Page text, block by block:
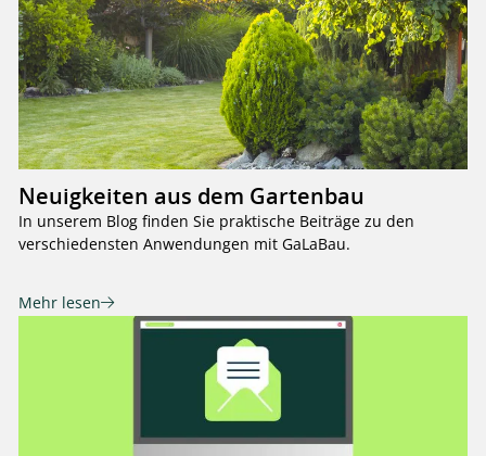
Neuigkeiten aus dem Gartenbau
In unserem Blog finden Sie praktische Beiträge zu den
verschiedensten Anwendungen mit GaLaBau.
Mehr lesen